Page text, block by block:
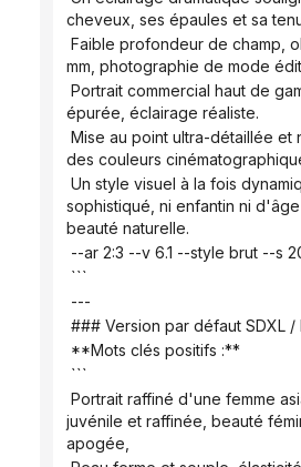
cheveux, ses épaules et sa
mm, photographie de mode
épurée, éclairage réaliste.
des couleurs
sophistiqué, ni enfantin ni
beauté naturelle.
--ar 2:3 --v 6.1 --style brut --s
```
---
### Version par défaut SDXL /
**Mots clés positifs :**
```
juvénile et raffinée, beauté
apogée,